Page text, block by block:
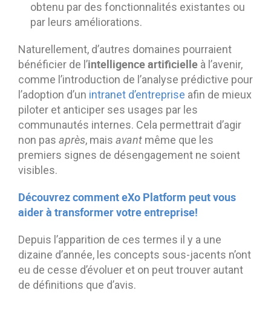
obtenu par des fonctionnalités existantes ou
par leurs améliorations.
Naturellement, d’autres domaines pourraient
bénéficier de l’intelligence artificielle à l’avenir,
comme l’introduction de l’analyse prédictive pour
l’adoption d’un intranet d’entreprise afin de mieux
piloter et anticiper ses usages par les
communautés internes. Cela permettrait d’agir
non pas après, mais avant même que les
premiers signes de désengagement ne soient
visibles.
Découvrez comment eXo Platform peut vous
aider à transformer votre entreprise!
Depuis l’apparition de ces termes il y a une
dizaine d’année, les concepts sous-jacents n’ont
eu de cesse d’évoluer et on peut trouver autant
de définitions que d’avis.